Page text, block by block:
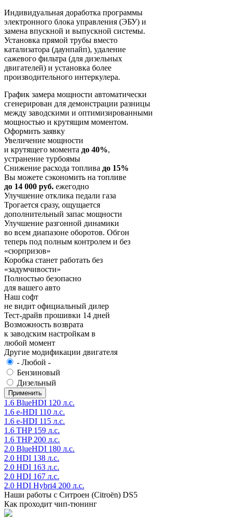
Индивидуальная доработка программы
электронного блока управления (ЭБУ) и
замена впускной и выпускной системы.
Установка прямой трубы вместо
катализатора (даунпайп), удаление
сажевого фильтра (для дизельных
двигателей) и установка более
производительного интеркулера.
График замера мощности автоматически
сгенерирован для демонстрации разницы
между заводскими и оптимизированными
мощностью и крутящим моментом.
Оформить заявку
Увеличение мощности
и крутящего момента до 40%,
устранение турбоямы
Снижение расхода топлива до 15%
Вы можете сэкономить на топливе
до 14 000 руб. ежегодно
Улучшение отклика педали газа
Трогается сразу, ощущается
дополнительный запас мощности
Улучшение разгонной динамики
во всем диапазоне оборотов. Обгон
теперь под полным контролем и без
«сюрпризов»
Коробка станет работать без
«задумчивости»
Полностью безопасно
для вашего авто
Наш софт
не видит официальный дилер
Тест-драйв прошивки 14 дней
Возможность возврата
к заводским настройкам в
любой момент
Другие модификации двигателя
- Любой -
Бензиновый
Дизельный
1.6 BlueHDI 120 л.с.
1.6 e-HDI 110 л.с.
1.6 e-HDI 115 л.с.
1.6 THP 159 л.с.
1.6 THP 200 л.с.
2.0 BlueHDI 180 л.с.
2.0 HDI 138 л.с.
2.0 HDI 163 л.с.
2.0 HDI 167 л.с.
2.0 HDI Hybri4 200 л.с.
Наши работы с Ситроен (Citroën) DS5
Как проходит чип-тюнинг